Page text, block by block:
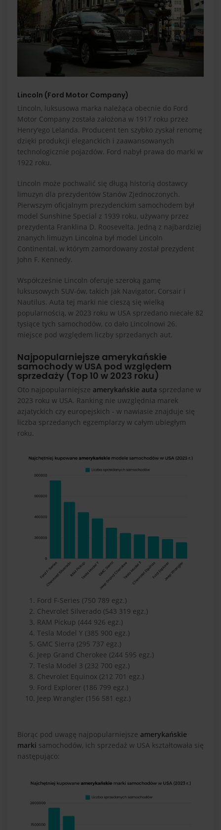
Lincoln (Ford Motor Company)
Lincoln, luksusowa marka należąca obecnie do Ford
Motor Company została założona w 1917 roku przez
Henry’ego Lelanda. Producent ten szybko zyskał renomę
dzięki produkcji eleganckich i zaawansowanych
technologicznie pojazdów. Ford nabył prawa do marki w
1922 roku.
Lincoln może pochwalić się długą historią dostawcy
limuzyn dla prezydentów Stanów Zjednoczonych.
Pierwszym oficjalnym prezydenckim samochodem był
model Sunshine Special z 1939 roku, używany przez
prezydenta Franklina D. Roosevelta. Jedną z najbardziej
znanych limuzyn Lincolna był model Lincoln
Continental, w którym zamordowany został prezydent
John F. Kennedy.
Współcześnie Lincoln oferuje szeroką gamę
luksusowych SUV-ów, takich jak Navigator, Corsair i
Nautilus. Auta tej marki nie cieszą się wielką
popularnością, w 2023 roku w USA sprzedano niecałe 82
tysiące tych samochodów, co dało Lincolnowi 26.
miejsce pod względem liczby sprzedanych aut.
Najpopularniejsze amerykańskie
samochody w USA pod względem
sprzedaży (Top 10 w 2023 roku)
Oto najpopularniejsze amerykańskie auta sprzedane w
2023 roku w USA. Ranking nie uwzględnia marek
azjatyckich czy europejskich - w nawiasie znajduje się
liczba sprzedanych egzemplarzy w całym ubiegłym
roku.
Ford F-Series (750 789 egz.)
Chevrolet Silverado (543 319 egz.)
RAM Pickup (444 926 egz.)
Tesla Model Y (385 900 egz.)
GMC Sierra (295 737 egz.)
Jeep Grand Cherokee (244 595 egz.)
Tesla Model 3 (232 700 egz.)
Chevrolet Equinox (212 701 egz.)
Ford Explorer (186 799 egz.)
Jeep Wrangler (156 581 egz.)
Biorąc pod uwagę najpopularniejsze amerykańskie
marki samochodów, ich sprzedaż w USA kształtowała się
następująco: